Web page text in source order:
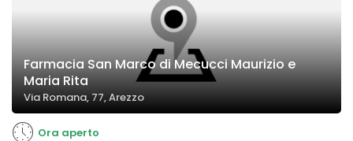
Farmacia San Marco di Mecucci Maurizio e
Maria Rita
Via Romana, 77, Arezzo
Ora aperto